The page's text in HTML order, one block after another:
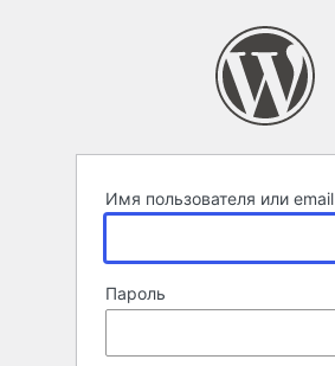
Имя пользователя или email
Пароль